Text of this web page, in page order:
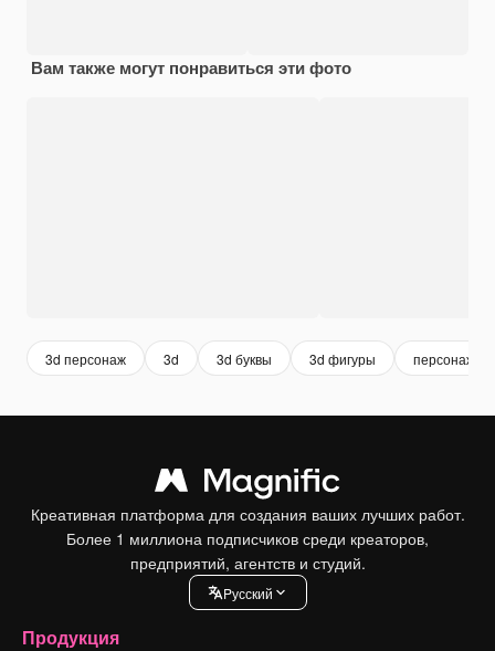
Вам также могут понравиться эти фото
3d персонаж 3d 3d буквы 3d фигуры персонаж
Креативная платформа для создания ваших лучших работ.
Более 1 миллиона подписчиков среди креаторов,
предприятий, агентств и студий.
Pусский
Продукция